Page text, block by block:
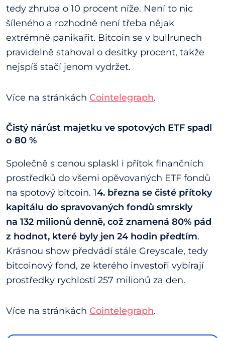
tedy zhruba o 10 procent níže. Není to nic
šíleného a rozhodně není třeba nějak
extrémně panikařit. Bitcoin se v bullrunech
pravidelně stahoval o desítky procent, takže
nejspíš stačí jenom vydržet.
Více na stránkách Cointelegraph.
Čistý nárůst majetku ve spotových ETF spadl
o 80 %
Společně s cenou splaskl i přítok finančních
prostředků do všemi opěvovaných ETF fondů
na spotový bitcoin. 14. března se čisté přítoky
kapitálu do spravovaných fondů smrskly
na 132 milionů denně, což znamená 80% pád
z hodnot, které byly jen 24 hodin předtím.
Krásnou show předvádí stále Greyscale, tedy
bitcoinový fond, ze kterého investoři vybírají
prostředky rychlostí 257 milionů za den.
Více na stránkách Cointelegraph.